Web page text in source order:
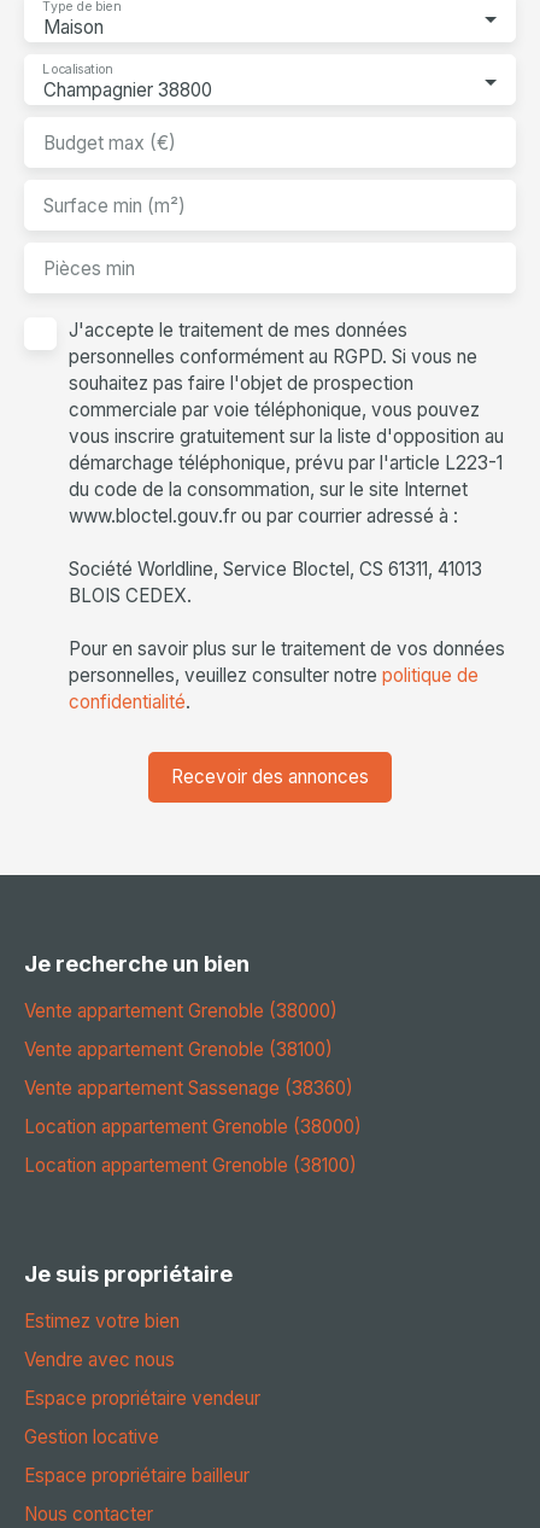
Maison
Type de bien
Champagnier 38800
Localisation
Budget max (€)
Surface min (m²)
Pièces min
J'accepte le traitement de mes données
personnelles conformément au RGPD. Si vous ne
souhaitez pas faire l'objet de prospection
commerciale par voie téléphonique, vous pouvez
vous inscrire gratuitement sur la liste d'opposition au
démarchage téléphonique, prévu par l'article L223-1
du code de la consommation, sur le site Internet
www.bloctel.gouv.fr ou par courrier adressé à :
Société Worldline, Service Bloctel, CS 61311, 41013
BLOIS CEDEX.
Pour en savoir plus sur le traitement de vos données
personnelles, veuillez consulter notre politique de
confidentialité.
Recevoir des annonces
Je recherche un bien
Vente appartement Grenoble (38000)
Vente appartement Grenoble (38100)
Vente appartement Sassenage (38360)
Location appartement Grenoble (38000)
Location appartement Grenoble (38100)
Je suis propriétaire
Estimez votre bien
Vendre avec nous
Espace propriétaire vendeur
Gestion locative
Espace propriétaire bailleur
Nous contacter